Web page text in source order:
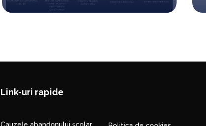
Link-uri rapide
Cauzele abandonului școlar